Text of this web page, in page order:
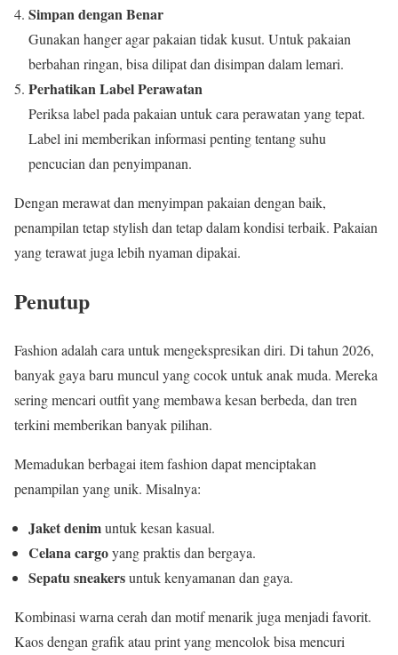
Simpan dengan Benar
Gunakan hanger agar pakaian tidak kusut. Untuk pakaian
berbahan ringan, bisa dilipat dan disimpan dalam lemari.
Perhatikan Label Perawatan
Periksa label pada pakaian untuk cara perawatan yang tepat.
Label ini memberikan informasi penting tentang suhu
pencucian dan penyimpanan.
Dengan merawat dan menyimpan pakaian dengan baik,
penampilan tetap stylish dan tetap dalam kondisi terbaik. Pakaian
yang terawat juga lebih nyaman dipakai.
Penutup
Fashion adalah cara untuk mengekspresikan diri. Di tahun 2026,
banyak gaya baru muncul yang cocok untuk anak muda. Mereka
sering mencari outfit yang membawa kesan berbeda, dan tren
terkini memberikan banyak pilihan.
Memadukan berbagai item fashion dapat menciptakan
penampilan yang unik. Misalnya:
Jaket denimuntuk kesan kasual.
Celana cargoyang praktis dan bergaya.
Sepatu sneakersuntuk kenyamanan dan gaya.
Kombinasi warna cerah dan motif menarik juga menjadi favorit.
Kaos dengan grafik atau print yang mencolok bisa mencuri